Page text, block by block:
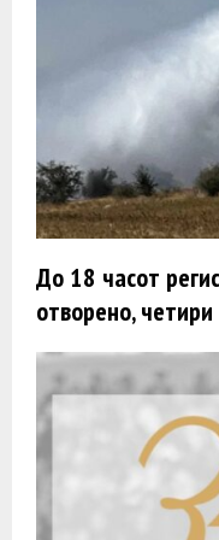
До 18 часот
отворено,